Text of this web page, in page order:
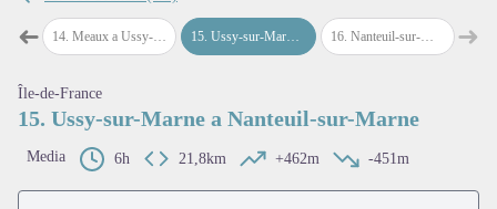
➜Passo precedente
14. Meaux a Ussy-sur-Marne 15.Ussy-sur-Marne a Nanteuil-sur-Marne 16. Nanteuil-sur-Marne a Château-Thierry ➜
Île-de-France
15. Ussy-sur-Marne a Nanteuil-sur-Marne
Media 6h 21,8km +462m -451m